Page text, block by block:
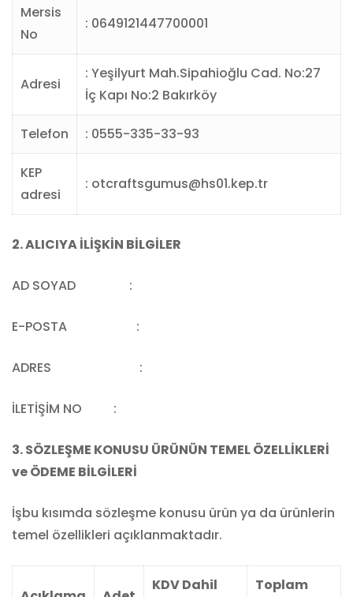
Mersis
No
: 0649121447700001
Adresi
: Yeşilyurt Mah.Sipahioğlu Cad. No:27
İç Kapı No:2 Bakırköy
Telefon : 0555-335-33-93
KEP
adresi
: otcraftsgumus@hs01.kep.tr
2. ALICIYA İLİŞKİN BİLGİLER
AD SOYAD :
E-POSTA :
ADRES :
İLETİŞİM NO :
3. SÖZLEŞME KONUSU ÜRÜNÜN TEMEL ÖZELLİKLERİ
ve ÖDEME BİLGİLERİ
İşbu kısımda sözleşme konusu ürün ya da ürünlerin
temel özellikleri açıklanmaktadır.
KDV Dahil
Toplam